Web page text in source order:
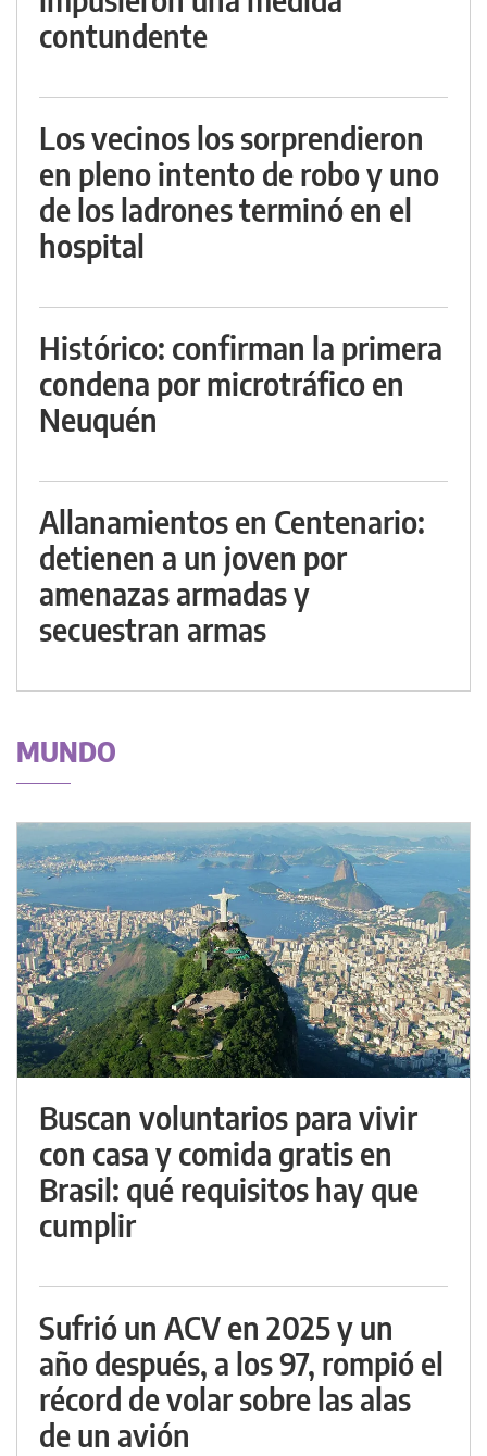
contundente
Los vecinos los sorprendieron
en pleno intento de robo y uno
de los ladrones terminó en el
hospital
Histórico: confirman la primera
condena por microtráfico en
Neuquén
Allanamientos en Centenario:
detienen a un joven por
amenazas armadas y
secuestran armas
MUNDO
Buscan voluntarios para vivir
con casa y comida gratis en
Brasil: qué requisitos hay que
cumplir
Sufrió un ACV en 2025 y un
año después, a los 97, rompió el
récord de volar sobre las alas
de un avión